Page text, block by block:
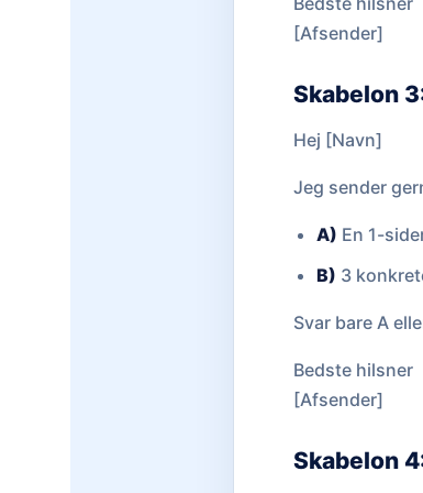
[Afsender]
Skabelon
Hej [Navn]
Jeg sender
A) En 1-
B) 3
Svar bare A
Bedste hilsner
[Afsender]
Skabelon